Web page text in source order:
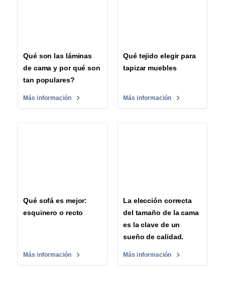
Qué son las láminas
de cama y por qué son
tan populares?
Más información
Qué tejido elegir para
tapizar muebles
Más información
Qué sofá es mejor:
esquinero o recto
Más información
La elección correcta
del tamaño de la cama
es la clave de un
sueño de calidad.
Más información